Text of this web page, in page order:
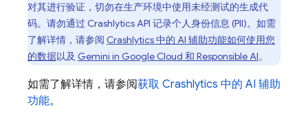
对其进行验证，切勿在生产环境中使用未经测试的生成代
码。请勿通过 CrashlyticsAPI 记录个人身份信息 (PII)。如需
了解详情，请参阅 Crashlytics中的 AI 辅助功能如何使用您
的数据以及 Gemini in Google Cloud 和 Responsible AI。
如需了解详情，请参阅获取 Crashlytics 中的 AI 辅助
功能。